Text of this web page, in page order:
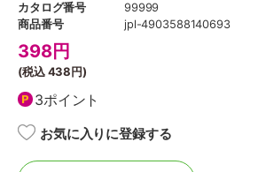
カタログ番号
99999
商品番号
jpl-4903588140693
398円
(税込438円)
3ポイント
お気に入りに登録する